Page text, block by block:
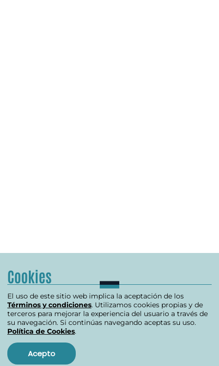
Cookies
El uso de este sitio web implica la aceptación de los
Términos y condiciones. Utilizamos cookies propias y de
terceros para mejorar la experiencia del usuario a través de
su navegación. Si continúas navegando aceptas su uso.
Política de Cookies.
Acepto